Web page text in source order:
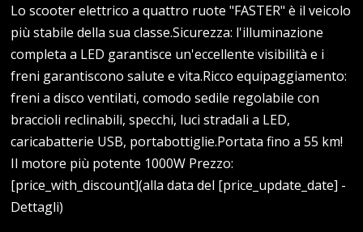
Lo scooter elettrico a quattro ruote "FASTER" è il veicolo
più stabile della sua classe.Sicurezza: l'illuminazione
completa a LED garantisce un'eccellente visibilità e i
freni garantiscono salute e vita.Ricco equipaggiamento:
freni a disco ventilati, comodo sedile regolabile con
braccioli reclinabili, specchi, luci stradali a LED,
caricabatterie USB, portabottiglie.Portata fino a 55 km!
Il motore più potente 1000W Prezzo:
[price_with_discount](alla data del [price_update_date] -
Dettagli)